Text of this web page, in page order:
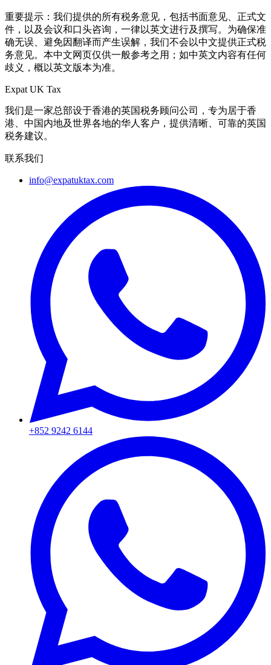
重要提示：我们提供的所有税务意见，包括书面意见、正式文
件，以及会议和口头咨询，一律以英文进行及撰写。为确保准
确无误、避免因翻译而产生误解，我们不会以中文提供正式税
务意见。本中文网页仅供一般参考之用；如中英文内容有任何
歧义，概以英文版本为准。
Expat UK Tax
我们是一家总部设于香港的英国税务顾问公司，专为居于香
港、中国内地及世界各地的华人客户，提供清晰、可靠的英国
税务建议。
联系我们
info@expatuktax.com
+852 9242 6144